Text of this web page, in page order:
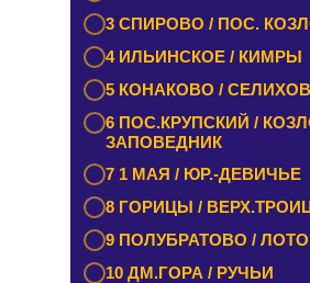
3 ЕМЕЛЬЯНОВО /
4 ТУРГИНОВО /
5 КАШИН / КАЛЯЗИН
6 РАМЕШКИ /
3 СПИРОВО / ПОС.
4 ИЛЬИНСКОЕ / КИМРЫ
5 КОНАКОВО /
6 ПОС.КРУПСКИЙ / КОЗЛОВО-
ЗАПОВЕДНИК
7 1 МАЯ / ЮР.-ДЕВИЧЬЕ
8 ГОРИЦЫ /
9 ПОЛУБРАТОВО /
10 ДМ.ГОРА / РУЧЬИ